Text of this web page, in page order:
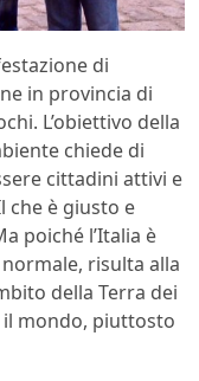
di
in provincia di
L’obiettivo della
chiede di
cittadini attivi e
che è giusto e
poiché l’Italia è
risulta alla
della Terra dei
mondo, piuttosto